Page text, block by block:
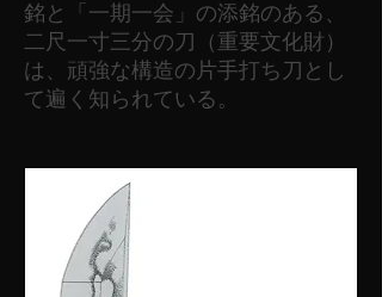
銘と「一期一会」の添銘のある、
二尺一寸三分の刀（重要文化財）
は、頑強な構造の片手打ち刀とし
て遍く知られている。